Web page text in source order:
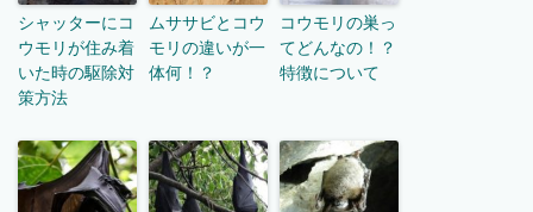
シャッターにコ
ウモリが住み着
いた時の駆除対
策方法
ムササビとコウ
モリの違いが一
体何！？
コウモリの巣っ
てどんなの！？
特徴について